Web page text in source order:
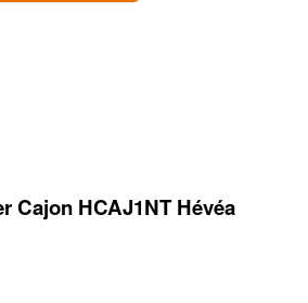
Cajon HCAJ1NT Hévéa